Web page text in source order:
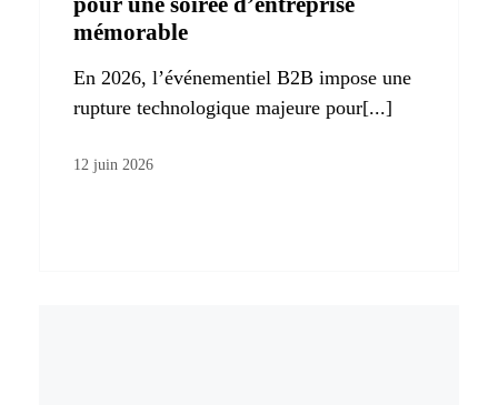
mémorable
En 2026, l’événementiel B2B impose une
rupture technologique majeure pour[...]
12 juin 2026